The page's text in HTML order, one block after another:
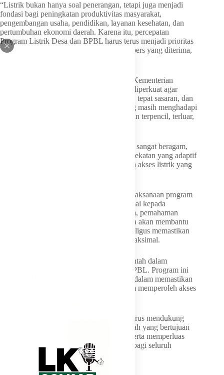
“Listrik bukan hanya soal penerangan, tetapi juga menjadi
fondasi bagi peningkatan produktivitas masyarakat,
pengembangan usaha, pendidikan, layanan kesehatan, dan
pertumbuhan ekonomi daerah. Karena itu, percepatan
Program Listrik Desa dan BPBL harus terus menjadi prioritas
bersama,” ucap Alfons dikutip dari siaran pers yang diterima,
Alfons menekankan bahwa sinergi antara Kementerian
ESDM dan PT PLN (Persero) perlu terus diperkuat agar
pelaksanaan program berjalan lebih efektif, tepat sasaran, dan
mampu menjangkau wilayah-wilayah yang masih menghadapi
keterbatasan akses listrik, termasuk kawasan terpencil, terluar,
“Dengan kondisi geografis Indonesia yang sangat beragam,
diperlukan kolaborasi yang kuat serta pendekatan yang adaptif
agar seluruh masyarakat dapat memperoleh akses listrik yang
Selain itu, Alfons juga mendorong agar pelaksanaan program
disertai dengan sosialisasi yang lebih optimal kepada
masyarakat penerima manfaat. Menurutnya, pemahaman
masyarakat terhadap program yang tersedia akan membantu
meningkatkan efektivitas pelaksanaan sekaligus memastikan
manfaat program dapat dirasakan secara maksimal.
“Kami mendukung penuh langkah pemerintah dalam
mempercepat Program Listrik Desa dan BPBL. Program ini
merupakan wujud nyata kehadiran negara dalam memastikan
tidak ada masyarakat yang tertinggal dalam memperoleh akses
Komisi XII DPR RI, lanjut Alfons, akan terus mendukung
dan mengawal berbagai program pemerintah yang bertujuan
meningkatkan rasio elektrifikasi nasional serta memperluas
akses energi yang merata dan berkeadilan bagi seluruh
masyarakat Indonesia